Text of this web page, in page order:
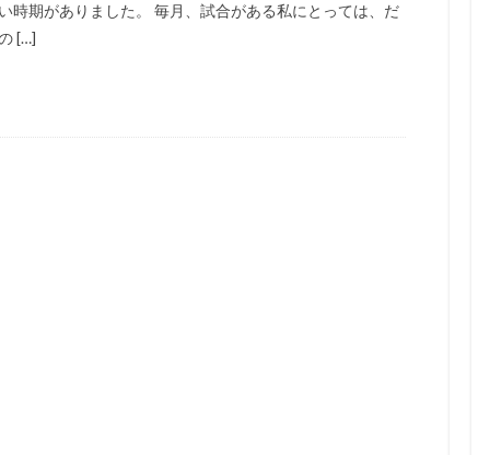
時期がありました。 毎月、試合がある私にとっては、だ
[…]